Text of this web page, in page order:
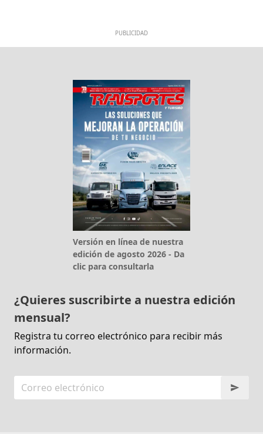
PUBLICIDAD
Versión en línea de nuestra
edición de agosto 2026 - Da
clic para consultarla
¿Quieres suscribirte a nuestra edición
mensual?
Registra tu correo electrónico para recibir más
información.